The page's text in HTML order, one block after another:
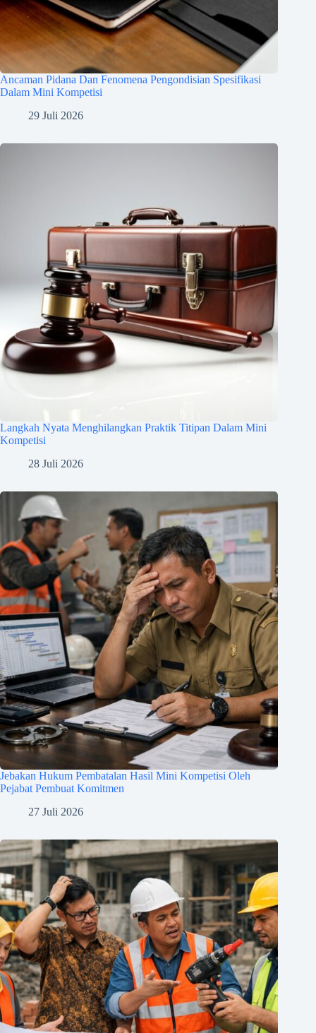
Ancaman Pidana Dan Fenomena Pengondisian Spesifikasi
Dalam Mini Kompetisi
29 Juli 2026
Langkah Nyata Menghilangkan Praktik Titipan Dalam Mini
Kompetisi
28 Juli 2026
Jebakan Hukum Pembatalan Hasil Mini Kompetisi Oleh
Pejabat Pembuat Komitmen
27 Juli 2026